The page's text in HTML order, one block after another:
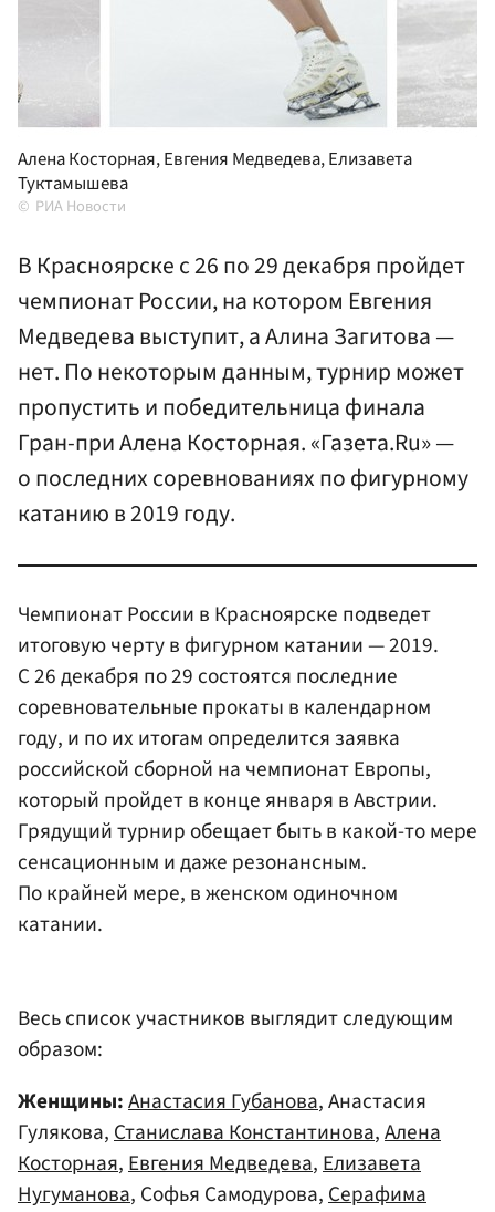
Алена Косторная, Евгения Медведева, Елизавета
Туктамышева
РИА Новости
В Красноярске с 26 по 29 декабря пройдет
чемпионат России, на котором Евгения
Медведева выступит, а Алина Загитова —
нет. По некоторым данным, турнир может
пропустить и победительница финала
Гран-при Алена Косторная. «Газета.Ru» —
о последних соревнованиях по фигурному
катанию в 2019 году.
Чемпионат России в Красноярске подведет
итоговую черту в фигурном катании — 2019.
С 26 декабря по 29 состоятся последние
соревновательные прокаты в календарном
году, и по их итогам определится заявка
российской сборной на чемпионат Европы,
который пройдет в конце января в Австрии.
Грядущий турнир обещает быть в какой-то мере
сенсационным и даже резонансным.
По крайней мере, в женском одиночном
катании.
Весь список участников выглядит следующим
образом:
Женщины:Анастасия Губанова, Анастасия
Гулякова,Станислава Константинова,Алена
Косторная,Евгения Медведева,Елизавета
Нугуманова, Софья Самодурова,Серафима